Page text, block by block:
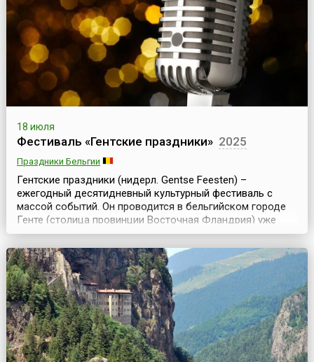
художественным руководителем стал Мартин Тайсо...
18 июля
Фестиваль «Гентские праздники» 2025
Праздники Бельгии
Гентские праздники (нидерл. Gentse Feesten) –
ежегодный десятидневный культурный фестиваль с
массой событий. Он проводится в бельгийском городе
Генте (столица провинции Восточная Фландрия) уже
более 160 лет и считается одним из самых крупных и
интересных в Европе. Программа включает бесплатные
музыкальные выступления, открытые уроки танцев,
выступления уличных театров и многое другое.
Действие...